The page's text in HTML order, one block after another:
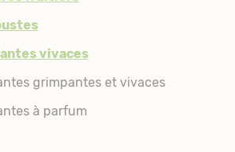
vivaces
grimpantes et vivaces
à parfum